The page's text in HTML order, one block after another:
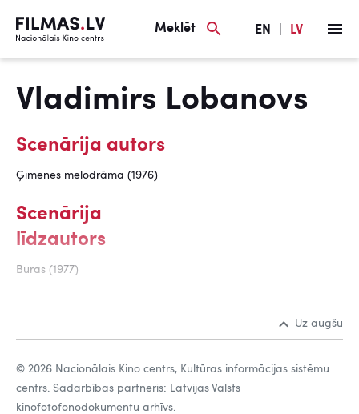
Meklēt EN LV
Vladimirs Lobanovs
Scenārija autors
Ģimenes melodrāma (1976)
Scenārija
līdzautors
Buras (1977)
Uz augšu
© 2026 Nacionālais Kino centrs, Kultūras informācijas sistēmu
centrs. Sadarbības partneris: Latvijas Valsts
kinofotofonodokumentu arhīvs.